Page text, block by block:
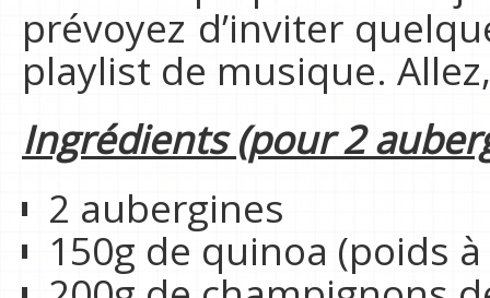
prévoyez d’inviter
playlist de musique.
Ingrédients (pour 2
2 aubergines
150g de quinoa (poids à